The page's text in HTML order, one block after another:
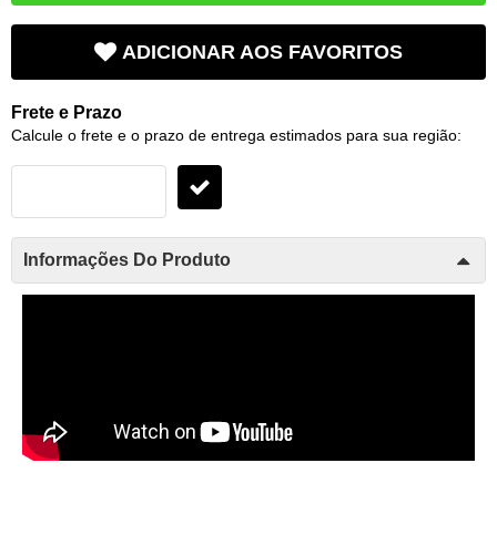
ADICIONAR AOS FAVORITOS
Frete e Prazo
Calcule o frete e o prazo de entrega estimados para sua região:
Informações Do Produto